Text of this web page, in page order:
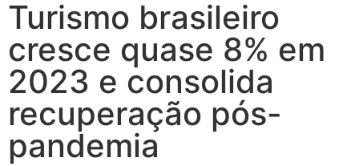
Turismo brasileiro
cresce quase 8% em
2023 e consolida
recuperação pós-
pandemia